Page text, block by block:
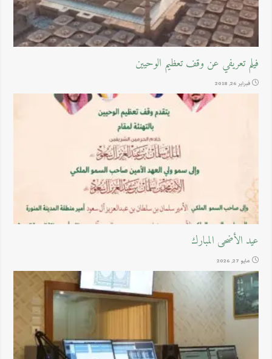
فيلم تعريفي عن وقف تعظيم الوحيين
فبراير 26, 2018
عيد الأضحى المبارك
مايو 27, 2026